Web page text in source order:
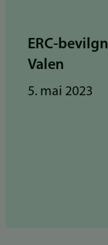
ERC-
Valen
5. mai 2023